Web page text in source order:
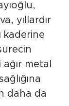
yıllardır
kaderine
metal
daha da